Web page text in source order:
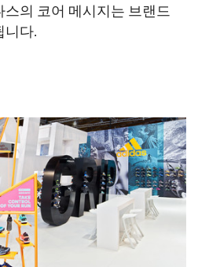
의 코어 메시지는 브랜드
니다.